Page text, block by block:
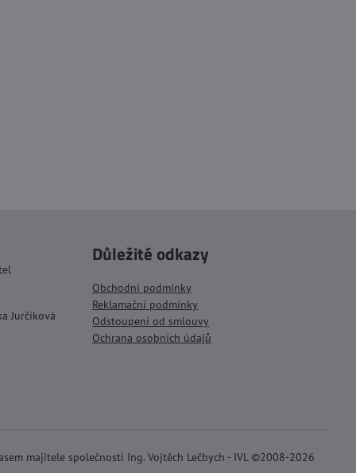
Jurčíková
Důležité odkazy
Obchodní podmínky
Reklamační podmínky
Odstoupení od smlouvy
Ochrana osobních údajů
majitele společnosti Ing. Vojtěch Lečbych - IVL ©2008-2026